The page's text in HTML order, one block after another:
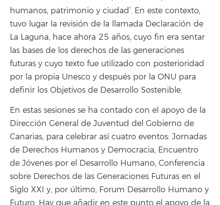
humanos, patrimonio y ciudad’. En este contexto,
tuvo lugar la revisión de la llamada Declaración de
La Laguna, hace ahora 25 años, cuyo fin era sentar
las bases de los derechos de las generaciones
futuras y cuyo texto fue utilizado con posterioridad
por la propia Unesco y después por la ONU para
definir los Objetivos de Desarrollo Sostenible.
En estas sesiones se ha contado con el apoyo de la
Dirección General de Juventud del Gobierno de
Canarias, para celebrar así cuatro eventos: Jornadas
de Derechos Humanos y Democracia, Encuentro
de Jóvenes por el Desarrollo Humano, Conferencia
sobre Derechos de las Generaciones Futuras en el
Siglo XXI y, por último, Forum Desarrollo Humano y
Futuro. Hay que añadir en este punto el apoyo de la